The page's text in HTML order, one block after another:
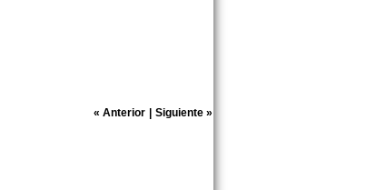
« Anterior Siguiente»